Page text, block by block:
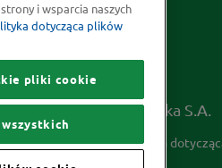
McCormick Polska S.A.
prywatności Polityka
i wsparcia naszych
dotycząca plików
pliki cookie